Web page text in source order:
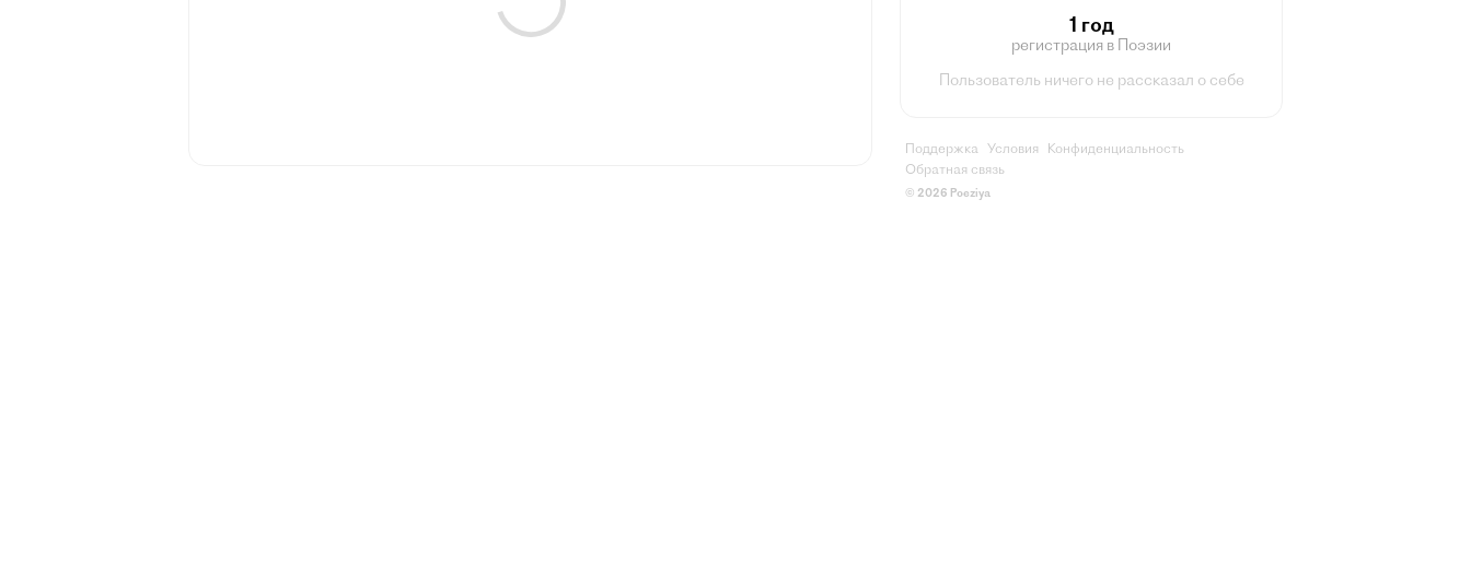
1 год
регистрация в Поэзии
Пользователь ничего не рассказал о себе
Поддержка Условия
Конфиденциальность
Обратная связь
© 2026 Poeziya